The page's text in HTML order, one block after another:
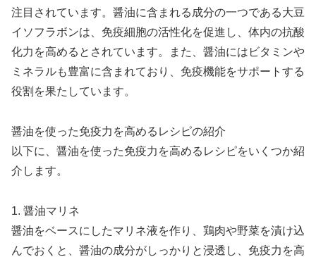
注目されています。醤油に含まれる成分の一つである大豆
イソフラボンは、免疫細胞の活性化を促進し、体内の抗酸
化力を高めるとされています。また、醤油にはビタミンや
ミネラルも豊富に含まれており、免疫機能をサポートする
役割を果たしています。
醤油を使った免疫力を高めるレシピの紹介
以下に、醤油を使った免疫力を高めるレシピをいくつか紹
介します。
1. 醤油マリネ
醤油をベースにしたマリネ液を作り、鶏肉や野菜を漬け込
んでおくと、醤油の成分がしっかりと浸透し、免疫力を高